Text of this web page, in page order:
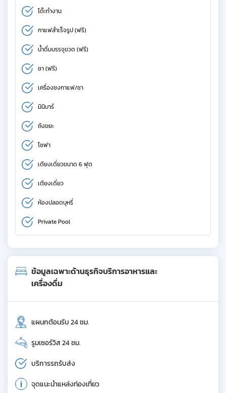
โต๊ะทำงาน
กาแฟสำเร็จรูป (ฟรี)
น้ำดื่มบรรจุขวด (ฟรี)
ชา (ฟรี)
เครื่องชงกาแฟ/ชา
มินิบาร์
ถังขยะ
โซฟา
เตียงเดี่ยวขนาด 6 ฟุต
เตียงเดี่ยว
ห้องปลอดบุหรี่
Private Pool
ข้อมูลเฉพาะด้านธุรกิจบริการอาหารและ
เครื่องดื่ม
แผนกต้อนรับ 24 ชม.
รูมเซอร์วิส 24 ชม.
บริการรถรับส่ง
จุดแนะนำแหล่งท่องเที่ยว